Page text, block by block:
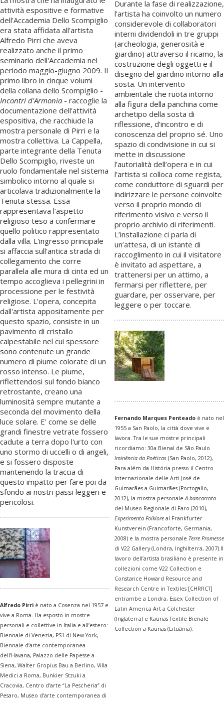
attività espositive e formative
dell'Accademia Dello Scompiglio
era stata affidata all'artista
Alfredo Pirri che aveva
realizzato anche il primo
seminario dell'Accademia nel
periodo maggio-giugno 2009. Il
primo libro in cinque volumi
della collana dello Scompiglio -
Incontri d'Armonia - raccoglie la
documentazione dell'attività
espositiva, che racchiude la
mostra personale di Pirri e la
mostra collettiva. La Cappella,
parte integrante della Tenuta
Dello Scompiglio, riveste un
ruolo fondamentale nel sistema
simbolico intorno al quale si
articolava tradizionalmente la
Tenuta stessa. Essa
rappresentava l'aspetto
religioso teso a confermare
quello politico rappresentato
dalla villa. L'ingresso principale
si affaccia sull'antica strada di
collegamento che corre
parallela alle mura di cinta ed un
tempo accoglieva i pellegrini in
processione per le festività
religiose. L'opera, concepita
dall'artista appositamente per
questo spazio, consiste in un
pavimento di cristallo
calpestabile nel cui spessore
sono contenute un grande
numero di piume colorate di un
rosso intenso. Le piume,
riflettendosi sul fondo bianco
retrostante, creano una
luminosità sempre mutante a
seconda del movimento della
luce solare. E' come se delle
grandi finestre vetrate fossero
cadute a terra dopo l'urto con
uno stormo di uccelli o di angeli,
e si fossero disposte
mantenendo la traccia di
questo impatto per fare poi da
sfondo ai nostri passi leggeri e
pericolosi.
Alfredo Pirri è nato a Cosenza nel 1957 e
vive a Roma. Ha esposto in mostre
personali e collettive in Italia e all’estero:
Biennale di Venezia, PS1 di New York,
Biennale d’arte contemporanea
dell’Havana, Palazzo delle Papesse a
Siena, Walter Gropius Bau a Berlino, Villa
Medici a Roma, Bunkier Stzuki a
Cracovia, Centro d’arte “La Pescheria” di
Pesaro, Museo d’arte contemporanea di
Durante la fase di realizzazione,
l’artista ha coinvolto un numero
considerevole di collaboratori
interni dividendoli in tre gruppi
(archeologia, generosità e
giardino) attraverso il ricamo, la
costruzione degli oggetti e il
disegno del giardino intorno alla
sosta. Un intervento
ambientale che ruota intorno
alla figura della panchina come
archetipo della sosta di
riflessione, d’incontro e di
conoscenza del proprio sé. Uno
spazio di condivisione in cui si
mette in discussione
l’autorialità dell’opera e in cui
l’artista si colloca come regista,
come conduttore di sguardi per
indirizzare le persone coinvolte
verso il proprio mondo di
riferimento visivo e verso il
proprio archivio di riferimenti.
L’installazione ci parla di
un’attesa, di un istante di
raccoglimento in cui il visitatore
è invitato ad aspettare, a
trattenersi per un attimo, a
fermarsi per riflettere, per
guardare, per osservare, per
leggere o per toccare.
Fernando Marques Penteadoè nato nel
1955 a San Paolo, la città dove vive e
lavora. Tra le sue mostre principali
ricordiamo: 30a Bienal de São Paulo
Iminência da Poéticas(San Paolo, 2012),
Para além da História presso il Centro
Internazionale delle Arti José de
Guimarães a Guimarães (Portogallo,
2012), la mostra personale A bancarrota
del Museo Regionale di Faro (2010),
Experimenta Folkloreal Frankfurter
Kunstverein (Francoforte, Germania,
2008) e la mostra personale Terre Promesse
di V22 Gallery (Londra, Inghilterra, 2007).Il
lavoro dell’artista brasiliano è presente in
collezioni come V22 Collection e
Constance Howard Resource and
Research Centre in Textiles [CHRRCT]
entrambe a Londra, Essex Collection of
Latin America Art a Colchester
(Inglaterra) e Kaunas Textile Bienale
Collection a Kaunas (Lituânia).